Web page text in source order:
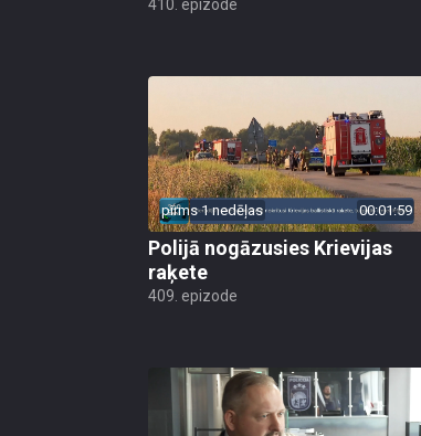
410. epizode
pirms 1 nedēļas 00:01:59
Polijā nogāzusies Krievijas
raķete
409. epizode